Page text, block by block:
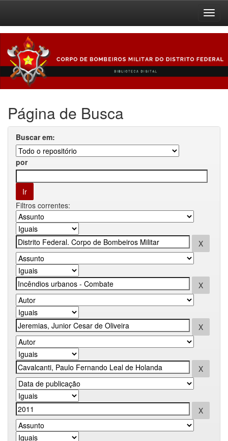
navigation
Página de Busca
Buscar em:
por
Filtros correntes: